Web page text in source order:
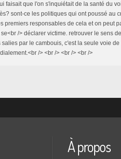
faisait que l'on s'inquiétait de la santé du
sont-ce les politiques qui ont poussé au
premiers responsables de cela et on peut
/> déclarer victime. retrouver le sens
salies par le cambouis, c'est la seule voie
/> <br /> <br /> <br />
À propos